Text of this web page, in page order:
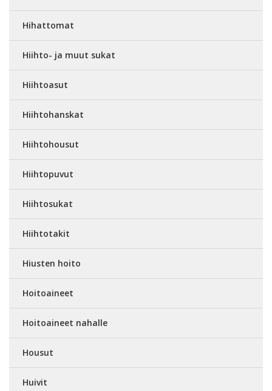
Hihattomat
Hiihto- ja muut sukat
Hiihtoasut
Hiihtohanskat
Hiihtohousut
Hiihtopuvut
Hiihtosukat
Hiihtotakit
Hiusten hoito
Hoitoaineet
Hoitoaineet nahalle
Housut
Huivit